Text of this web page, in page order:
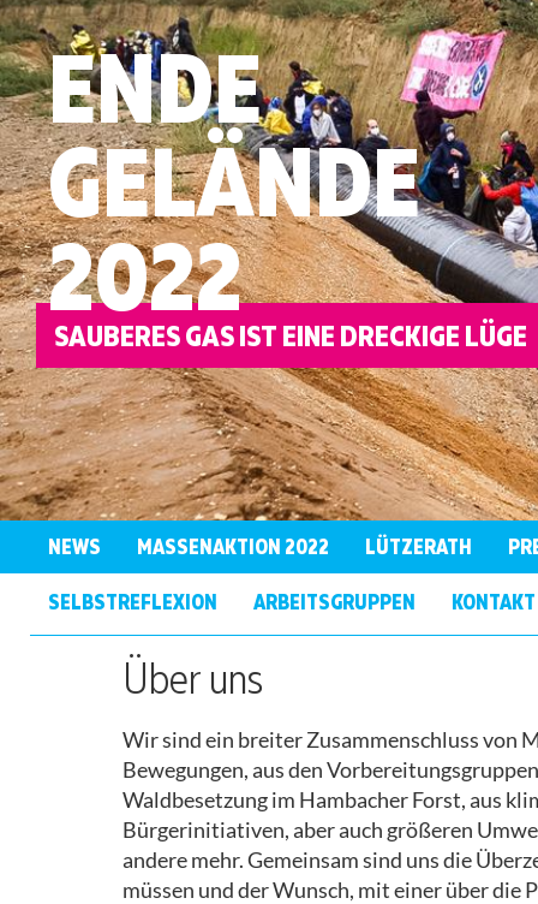
ENDE
GELÄNDE
2022
NEWS MASSENAKTION 2022
ÜBERSICHT
AKTIONSKONSENS
AWARENESS
PROGRAMM
LÜTZERATH
INFO
KOHLE
LÜTZERATH
RWE & CO.
ENTEIGNEN
PRESSESPIEGEL
PRESSEMITTEILUNGEN
SELBSTREFLEXION ARBEITSGRUPPEN KONTAKT
LOKALE
GRUPPEN
ARBEITSGRUPPEN
Über uns
Wir sind ein breiter Zusammenschluss von
Bewegungen, aus den
Waldbesetzung im Hambacher Forst, aus
Bürgerinitiativen, aber auch größeren
andere mehr. Gemeinsam sind uns die
müssen und der Wunsch, mit einer über